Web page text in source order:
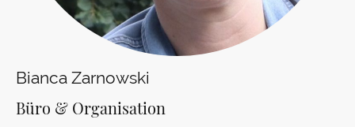
Bianca Zarnowski
Büro & Organisation